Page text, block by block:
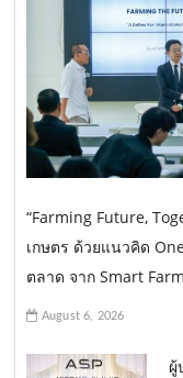
“Farming Future,
เกษตร ด้วยแนวคิด
ตลาด จาก Smart
August 6, 2026
ผู้